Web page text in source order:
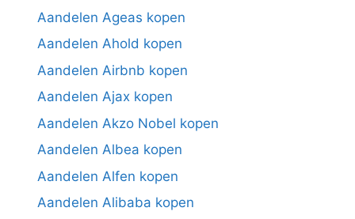
Aandelen Ageas kopen
Aandelen Ahold kopen
Aandelen Airbnb kopen
Aandelen Ajax kopen
Aandelen Akzo Nobel kopen
Aandelen Albea kopen
Aandelen Alfen kopen
Aandelen Alibaba kopen